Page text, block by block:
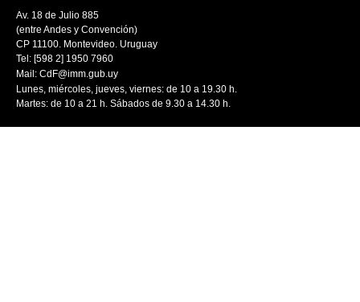
Av. 18 de Julio 885
(entre Andes y Convención)
CP 11100. Montevideo. Uruguay
Tel: [598 2] 1950 7960
Mail: CdF@imm.gub.uy
Lunes, miércoles, jueves, viernes: de 10 a 19.30 h.
Martes: de 10 a 21 h. Sábados de 9.30 a 14.30 h.